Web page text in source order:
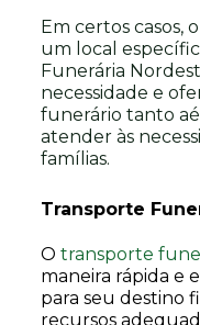
Em certos casos,
um local
Funerária
necessidade e
funerário tanto
atender às
famílias.
Transporte
O transporte
maneira rápida e
para seu destino
recursos